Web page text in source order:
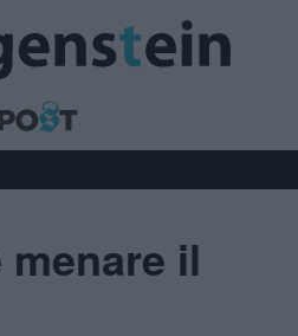
menare il